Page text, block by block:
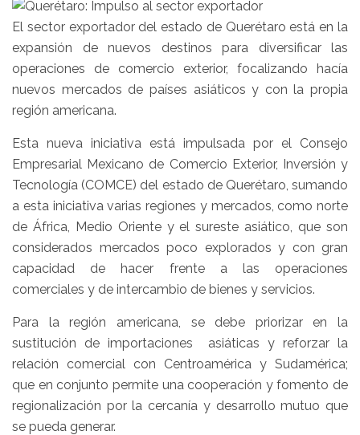
El sector exportador del estado de Querétaro está en la
expansión de nuevos destinos para diversificar las
operaciones de comercio exterior, focalizando hacía
nuevos mercados de países asiáticos y con la propia
región americana.
Esta nueva iniciativa está impulsada por el Consejo
Empresarial Mexicano de Comercio Exterior, Inversión y
Tecnología (COMCE) del estado de Querétaro, sumando
a esta iniciativa varias regiones y mercados, como norte
de África, Medio Oriente y el sureste asiático, que son
considerados mercados poco explorados y con gran
capacidad de hacer frente a las operaciones
comerciales y de intercambio de bienes y servicios.
Para la región americana, se debe priorizar en la
sustitución de importaciones asiáticas y reforzar la
relación comercial con Centroamérica y Sudamérica;
que en conjunto permite una cooperación y fomento de
regionalización por la cercanía y desarrollo mutuo que
se pueda generar.